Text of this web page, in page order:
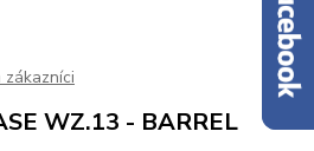
WZ.13 - BARREL